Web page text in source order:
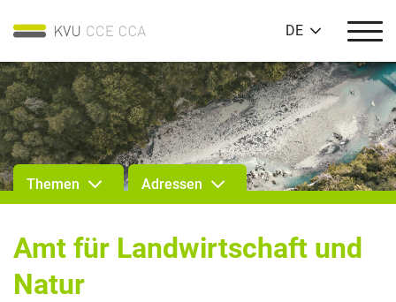
DE
Themen Adressen
Amt für Landwirtschaft und
Natur